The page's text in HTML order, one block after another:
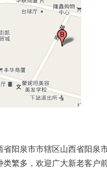
阳泉市市辖区山西省阳泉
繁多，欢迎广大新老客户前